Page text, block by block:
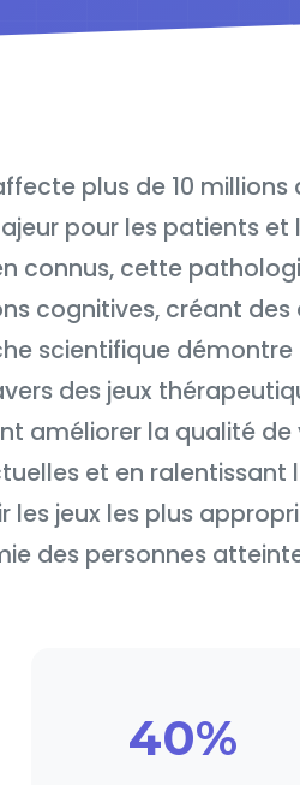
plus de 10
pour les patients
connus, cette
cognitives, créant
scientifique
des jeux
améliorer la qualité
et en ralentissant
les jeux les plus
des personnes
40%